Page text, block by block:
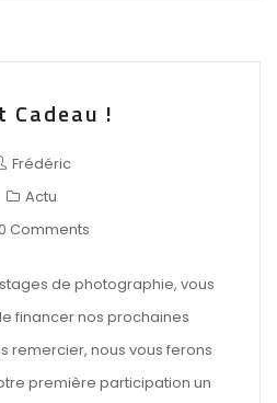
Cadeau !
Frédéric
Actu
Comments
de photographie, vous
financer nos prochaines
remercier, nous vous ferons
première participation un